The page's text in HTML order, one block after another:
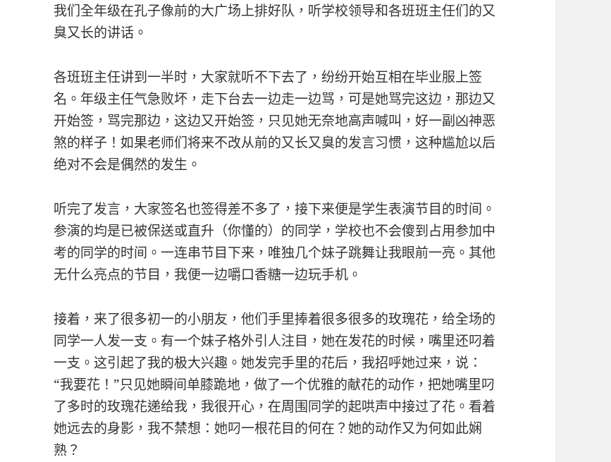
我们全年级在孔子像前的大广场上排好队，听学校领导和各班班主任们的又
臭又长的讲话。
各班班主任讲到一半时，大家就听不下去了，纷纷开始互相在毕业服上签
名。年级主任气急败坏，走下台去一边走一边骂，可是她骂完这边，那边又
开始签，骂完那边，这边又开始签，只见她无奈地高声喊叫，好一副凶神恶
煞的样子！如果老师们将来不改从前的又长又臭的发言习惯，这种尴尬以后
绝对不会是偶然的发生。
听完了发言，大家签名也签得差不多了，接下来便是学生表演节目的时间。
参演的均是已被保送或直升（你懂的）的同学，学校也不会傻到占用参加中
考的同学的时间。一连串节目下来，唯独几个妹子跳舞让我眼前一亮。其他
无什么亮点的节目，我便一边嚼口香糖一边玩手机。
接着，来了很多初一的小朋友，他们手里捧着很多很多的玫瑰花，给全场的
同学一人发一支。有一个妹子格外引人注目，她在发花的时候，嘴里还叼着
一支。这引起了我的极大兴趣。她发完手里的花后，我招呼她过来，说：
“我要花！”只见她瞬间单膝跪地，做了一个优雅的献花的动作，把她嘴里叼
了多时的玫瑰花递给我，我很开心，在周围同学的起哄声中接过了花。看着
她远去的身影，我不禁想：她叼一根花目的何在？她的动作又为何如此娴
熟？